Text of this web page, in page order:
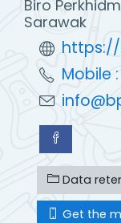
Biro
Sarawak
Mobile
Data
Get the